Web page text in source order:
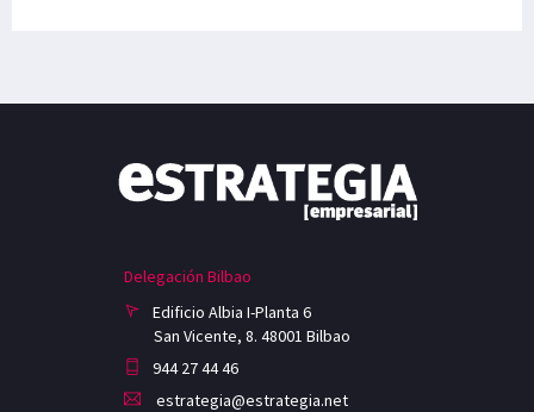
Delegación Bilbao
Edificio Albia I-Planta 6
San Vicente, 8. 48001 Bilbao
944 27 44 46
estrategia@estrategia.net